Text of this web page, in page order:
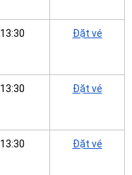
13:30 Đặt vé
13:30 Đặt vé
13:30 Đặt vé